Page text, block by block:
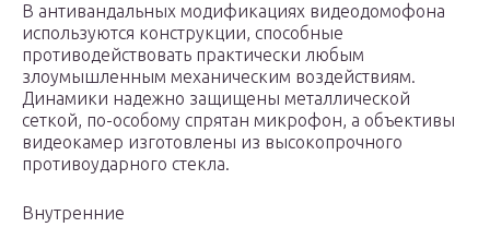
В антивандальных модификациях видеодомофона
используются конструкции, способные
противодействовать практически любым
злоумышленным механическим воздействиям.
Динамики надежно защищены металлической
сеткой, по-особому спрятан микрофон, а объективы
видеокамер изготовлены из высокопрочного
противоударного стекла.
Внутренние